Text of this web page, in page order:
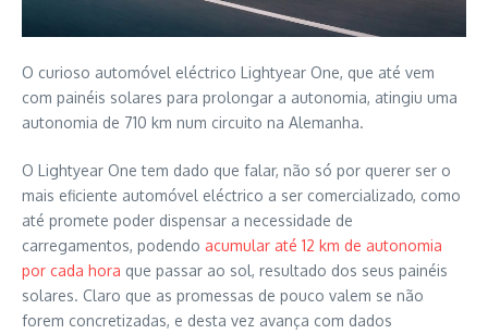
O curioso automóvel eléctrico Lightyear One, que até vem
com painéis solares para prolongar a autonomia, atingiu uma
autonomia de 710 km num circuito na Alemanha.
O Lightyear One tem dado que falar, não só por querer ser o
mais eficiente automóvel eléctrico a ser comercializado, como
até promete poder dispensar a necessidade de
carregamentos, podendo acumular até 12 km de autonomia
por cada hora que passar ao sol, resultado dos seus painéis
solares. Claro que as promessas de pouco valem se não
forem concretizadas, e desta vez avança com dados